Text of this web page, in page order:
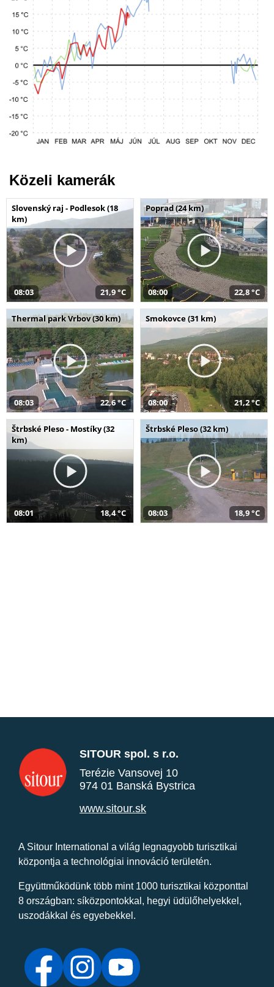
Közeli kamerák
Slovenský raj - Podlesok (18
km)
08:03 21,9 °C
Poprad (24 km)
08:00 22,8 °C
Thermal park Vrbov (30 km)
08:03 22,6 °C
Smokovce (31 km)
08:00 21,2 °C
Štrbské Pleso - Mostíky (32
km)
08:01 18,4 °C
Štrbské Pleso (32 km)
08:03 18,9 °C
SITOUR spol. s r.o.
Terézie Vansovej 10
974 01 Banská Bystrica
www.sitour.sk
A Sitour International a világ legnagyobb turisztikai
központja a technológiai innováció területén.
Együttműködünk több mint 1000 turisztikai központtal
8 országban: síközpontokkal, hegyi üdülőhelyekkel,
uszodákkal és egyebekkel.